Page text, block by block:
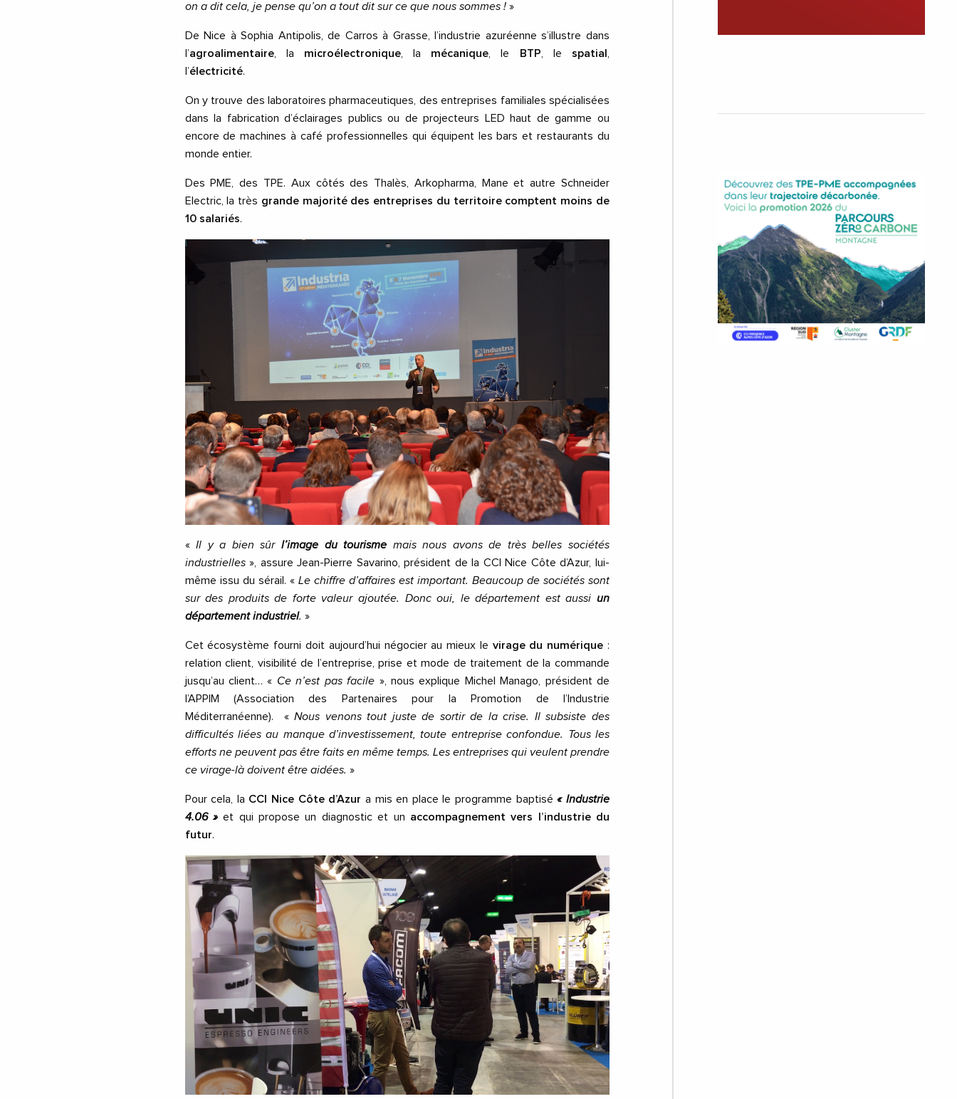
on a dit cela, je pense qu’on a tout dit sur ce que nous sommes !»
De Nice à Sophia Antipolis, de Carros à Grasse, l’industrie azuréenne s’illustre dans
l’agroalimentaire, la microélectronique, la mécanique, le BTP, le spatial ,
l’électricité.
On y trouve des laboratoires pharmaceutiques, des entreprises familiales spécialisées
dans la fabrication d’éclairages publics ou de projecteurs LED haut de gamme ou
encore de machines à café professionnelles qui équipent les bars et restaurants du
monde entier.
Des PME, des TPE. Aux côtés des Thalès, Arkopharma, Mane et autre Schneider
Electric, la très grande majorité des entreprises du territoire comptent moins de
10 salariés.
«Il y a bien sûr l’image du tourisme mais nous avons de très belles sociétés
industrielles», assure Jean-Pierre Savarino, président de la CCI Nice Côte d’Azur, lui-
même issu du sérail. « Le chiffre d’affaires est important. Beaucoup de sociétés sont
sur des produits de forte valeur ajoutée. Donc oui, le département est aussi un
département industriel. »
Cet écosystème fourni doit aujourd’hui négocier au mieux le virage du numérique :
relation client, visibilité de l’entreprise, prise et mode de traitement de la commande
jusqu’au client…« Ce n’est pas facile », nous explique Michel Manago, président de
l’APPIM (Association des Partenaires pour la Promotion de l’Industrie
Méditerranéenne). «Nous venons tout juste de sortir de la crise. Il subsiste des
difficultés liées au manque d’investissement, toute entreprise confondue. Tous les
efforts ne peuvent pas être faits en même temps. Les entreprises qui veulent prendre
ce virage-là doivent être aidées. »
Pour cela, la CCI Nice Côte d’Azur a mis en place le programme baptisé« Industrie
4.06 »et qui propose un diagnostic et un accompagnement vers l’industrie du
futur.